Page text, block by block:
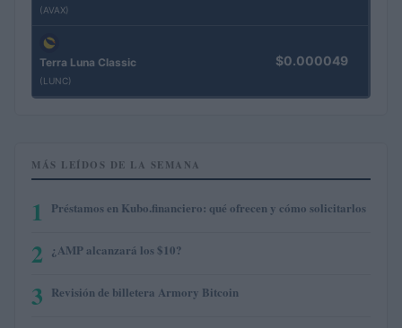
(AVAX)
Terra Luna Classic
(LUNC)
$0.000049
MÁS LEÍDOS DE LA SEMANA
1 Préstamos en Kubo.financiero: qué ofrecen y cómo solicitarlos
2 ¿AMP alcanzará los $10?
3 Revisión de billetera Armory Bitcoin